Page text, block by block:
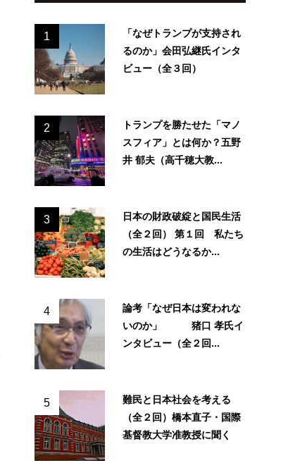
1
「なぜトランプが支持され
るのか」会田弘継氏インタ
ビュー（全３回）
2
トランプを勝たせた「マノ
スフィア」とは何か？五野
井 郁夫（高千穂大教...
3
日本の財政破綻と国民生活
（全２回） 第１回 私たち
の生活はどうなるか...
4
論考「なぜ日本は変われな
いのか」 猪口 孝氏イ
ンタビュー（全２回...
5
難民と日本社会を考える
（全２回）橋本直子・国際
基督教大学准教授に聞く